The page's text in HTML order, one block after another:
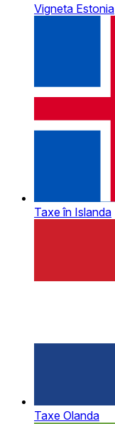
Vigneta Estonia
Taxe în Islanda
Taxe Olanda